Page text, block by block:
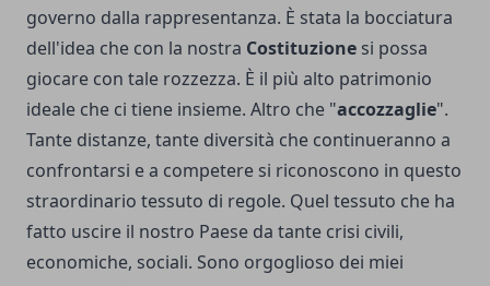
governo dalla rappresentanza. È stata la bocciatura
dell'idea che con la nostra Costituzione si possa
giocare con tale rozzezza. È il più alto patrimonio
ideale che ci tiene insieme. Altro che "accozzaglie".
Tante distanze, tante diversità che continueranno a
confrontarsi e a competere si riconoscono in questo
straordinario tessuto di regole. Quel tessuto che ha
fatto uscire il nostro Paese da tante crisi civili,
economiche, sociali. Sono orgoglioso dei miei